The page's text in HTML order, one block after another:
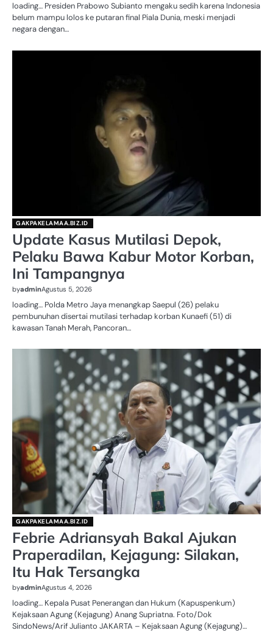
loading… Presiden Prabowo Subianto mengaku sedih karena Indonesia
belum mampu lolos ke putaran final Piala Dunia, meski menjadi
negara dengan…
GAKPAKELAMAA.BIZ.ID
Update Kasus Mutilasi Depok,
Pelaku Bawa Kabur Motor Korban,
Ini Tampangnya
byadminAgustus 5, 2026
loading… Polda Metro Jaya menangkap Saepul (26) pelaku
pembunuhan disertai mutilasi terhadap korban Kunaefi (51) di
kawasan Tanah Merah, Pancoran…
GAKPAKELAMAA.BIZ.ID
Febrie Adriansyah Bakal Ajukan
Praperadilan, Kejagung: Silakan,
Itu Hak Tersangka
byadminAgustus 4, 2026
loading… Kepala Pusat Penerangan dan Hukum (Kapuspenkum)
Kejaksaan Agung (Kejagung) Anang Supriatna. Foto/Dok
SindoNews/Arif Julianto JAKARTA – Kejaksaan Agung (Kejagung)…